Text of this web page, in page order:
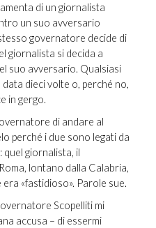
di un giornalista
un suo avversario
governatore decide di
giornalista si decida a
suo avversario. Qualsiasi
dieci volte o, perché no,
in gergo.
di andare al
perché i due sono legati da
giornalista, il
lontano dalla Calabria,
«fastidioso». Parole sue.
Scopelliti mi
accusa – di essermi